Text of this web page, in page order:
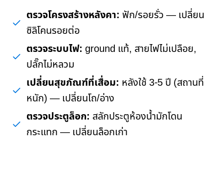
ตรวจโครงสร้างหลังคา: ฟัก/รอยรั่ว — เปลี่ยน
ซิลิโคนรอยต่อ
ตรวจระบบไฟ: ground แท้, สายไฟไม่เปลือย,
ปลั๊กไม่หลวม
เปลี่ยนสุขภัณฑ์ที่เสื่อม: หลังใช้ 3-5 ปี (สถานที่
หนัก) — เปลี่ยนโถ/อ่าง
ตรวจประตูล็อก: สลักประตูห้องน้ำมักโดน
กระแทก — เปลี่ยนล็อกเก่า